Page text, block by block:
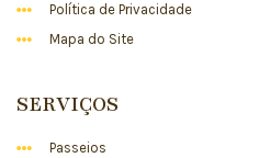
Política de Privacidade
Mapa do Site
SERVIÇOS
Passeios